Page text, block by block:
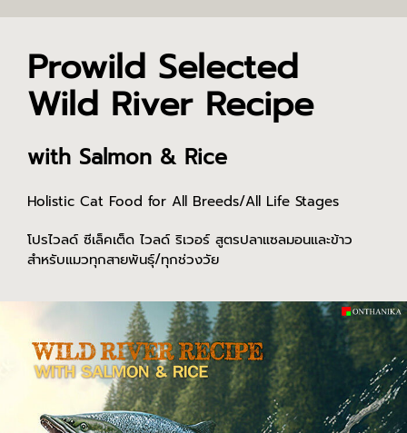
Prowild Selected
Wild River Recipe
with Salmon & Rice
Holistic Cat Food for All Breeds/All Life Stages
โปรไวลด์ ซีเล็คเต็ด ไวลด์ ริเวอร์ สูตรปลาแซลมอนและข้าว
สำหรับแมวทุกสายพันธุ์/ทุกช่วงวัย